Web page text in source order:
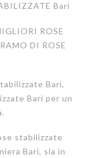
Bari
ROSE
DI ROSE
Bari,
Bari per un
stabilizzate
Bari, sia in